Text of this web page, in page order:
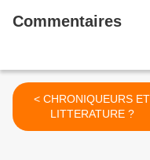
Commentaires
< CHRONIQUEURS ET
LITTERATURE ?